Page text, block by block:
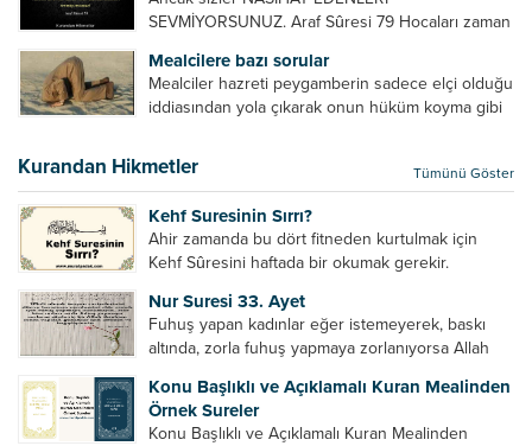
yuvasını bozmalısın. 4- Hiçbir dizide...
SEVMİYORSUNUZ. Araf Sûresi 79 Hocaları zaman
geliştirmeleri hususunda bazen açık bazen gizli
tenkitlerde bulunmuşuzdur. Örneğin hocalarda
olması gereken hususları sıralar ve...
Mealcilere bazı sorular
Mealciler hazreti peygamberin sadece elçi olduğu
iddiasından yola çıkarak onun hüküm koyma gibi
elçilik yaptığı makam adına teşri yapamaz. Sadece
elçi kelimesinin manasından...
Kurandan Hikmetler Tümünü Göster
Kehf Suresinin Sırrı?
Ahir zamanda bu dört fitneden kurtulmak için
Kehf Sûresini haftada bir okumak gerekir.
din algısı, yanlış din öğreten hoca algısını yenmek
vb. Dini doğru...
Nur Suresi 33. Ayet
Fuhuş yapan kadınlar eğer istemeyerek, baskı
altında, zorla fuhuş yapmaya zorlanıyorsa Allah
cariyelerinizi dünya hayatının menfaatini elde
etmek için fuhuş yapmaya zorlamayın. Her...
Konu Başlıklı ve Açıklamalı Kuran Mealinden
Örnek Sureler
Konu Başlıklı ve Açıklamalı Kuran Mealinden